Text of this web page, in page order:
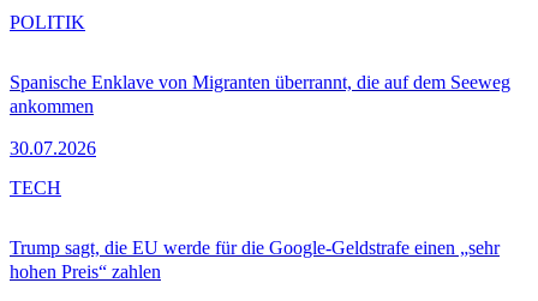
Spanische Enklave von Migranten überrannt, die auf dem Seeweg
ankommen
30.07.2026
POLITIK
Trump sagt, die EU werde für die Google-Geldstrafe einen „sehr
hohen Preis“ zahlen
TECH